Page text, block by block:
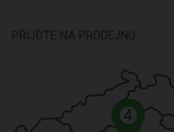
PŘIJĎTE NA PRODEJNU
4